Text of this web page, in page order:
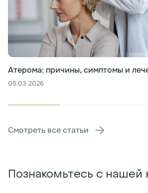
Атерома: причины, симптомы и
05.03.2026
Смотреть все статьи
Познакомьтесь с нашей